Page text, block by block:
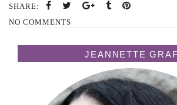
SHARE:
NO COMMENTS
JEANNETTE GRAF